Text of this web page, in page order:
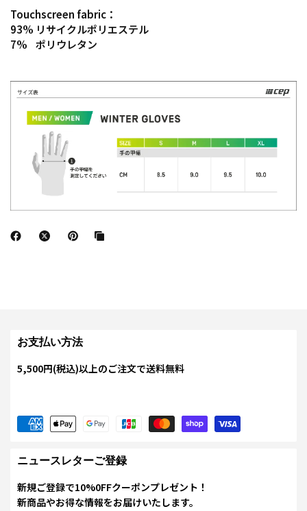
Touchscreen fabric：
93% リサイクルポリエステル
7% ポリウレタン
お支払い方法
5,500円(税込)以上のご注文で送料無料
ニュースレターご登録
新規ご登録で10%0FFクーポンプレゼント！
新商品やお得な情報をお届けいたします。